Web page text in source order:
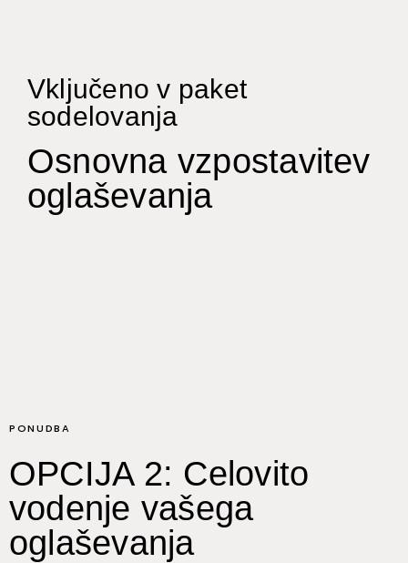
Vključeno v paket
sodelovanja
Osnovna vzpostavitev
oglaševanja
PONUDBA
OPCIJA 2: Celovito
vodenje vašega
oglaševanja